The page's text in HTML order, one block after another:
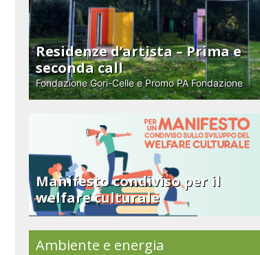
Residenze d’artista – Prima e
seconda call
Fondazione Gori-Celle e Promo PA Fondazione
Manifesto condiviso per il
welfare culturale
Ambiente e energia